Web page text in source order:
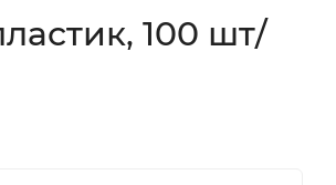
100 шт/